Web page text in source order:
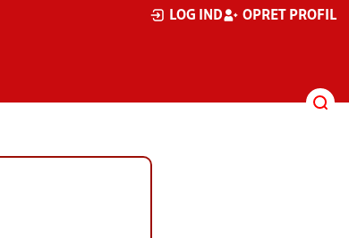
LOG IND OPRET PROFIL